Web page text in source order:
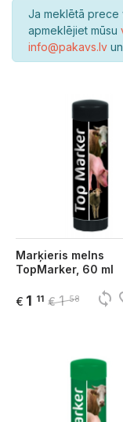
Ja meklētā prece
apmeklējiet mūsu
info@pakavs.lv un
Marķieris melns
TopMarker, 60 ml
€ 1 11 € 1 58 sync